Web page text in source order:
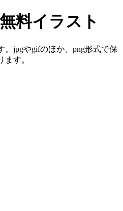
料イラスト
。jpgやgifのほか、png形式で保
す。